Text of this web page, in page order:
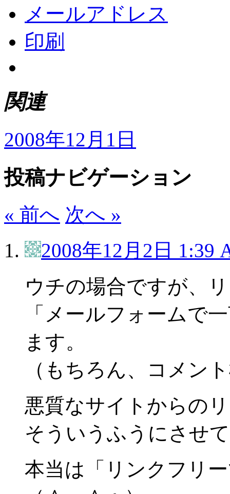
メールアドレス
印刷
関連
2008年12月1日
投稿ナビゲーション
« 前へ 次へ »
2008年12月2日 1:39
ウチの場合ですが、
「メールフォームで
ます。
（もちろん、コメン
悪質なサイトからの
そういうふうにさせ
本当は「リンクフリ